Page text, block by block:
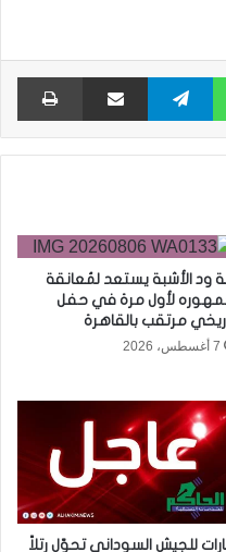
واتساب تيلقرام مشاركة عبر البريد
ود الأشبة يستعد لمُعانقة
لأول مرة في حفل
مرتقب بالقاهرة
7 أغسطس، 2026
للجيش السوداني تحوّل رتلاً